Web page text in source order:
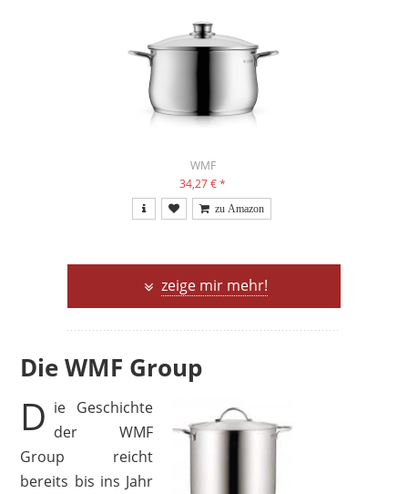
WMF
34,27 €*
zeige mir mehr!
Die WMF Group
D ie Geschichte
der WMF
Group reicht
bereits bis ins Jahr